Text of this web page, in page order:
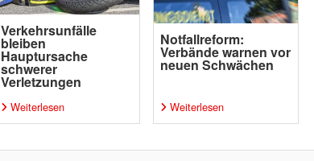
Verkehrsunfälle
bleiben
Hauptursache
schwerer
Verletzungen
Weiterlesen
Notfallreform:
Verbände warnen vor
neuen Schwächen
Weiterlesen